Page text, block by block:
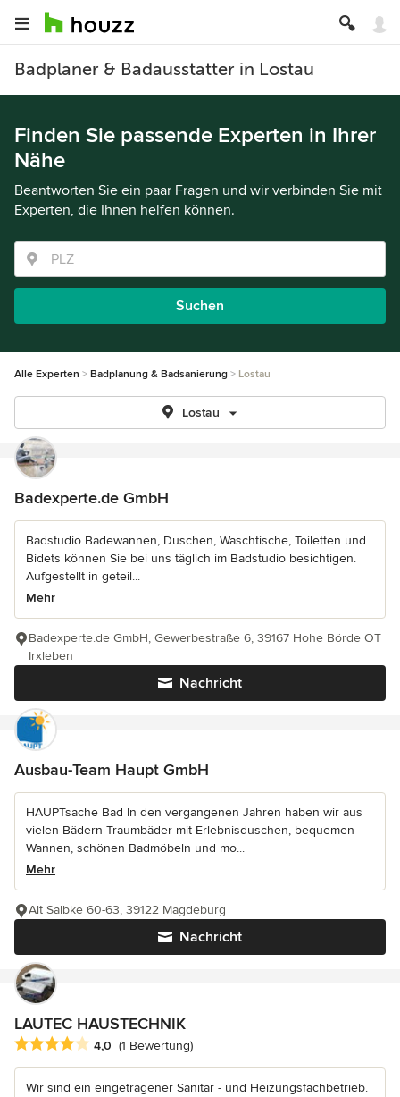
Badplaner & Badausstatter in Lostau
Finden Sie passende Experten in Ihrer
Nähe
Beantworten Sie ein paar Fragen und wir verbinden Sie mit
Experten, die Ihnen helfen können.
Suchen
Alle Experten Badplanung & Badsanierung Lostau
Lostau
Badexperte.de GmbH
Badstudio Badewannen, Duschen, Waschtische, Toiletten und
Bidets können Sie bei uns täglich im Badstudio besichtigen.
Aufgestellt in geteil...
Mehr
Nachricht
Badexperte.de GmbH, Gewerbestraße 6, 39167 Hohe Börde OT
Irxleben
Ausbau-Team Haupt GmbH
HAUPTsache Bad In den vergangenen Jahren haben wir aus
vielen Bädern Traumbäder mit Erlebnisduschen, bequemen
Wannen, schönen Badmöbeln und mo...
Mehr
Nachricht
Alt Salbke 60-63, 39122 Magdeburg
LAUTEC HAUSTECHNIK
Durchschnittliche Bewertung: 4 von 5 Sternen
4,0 (1 Bewertung)
Wir sind ein eingetragener Sanitär - und Heizungsfachbetrieb.